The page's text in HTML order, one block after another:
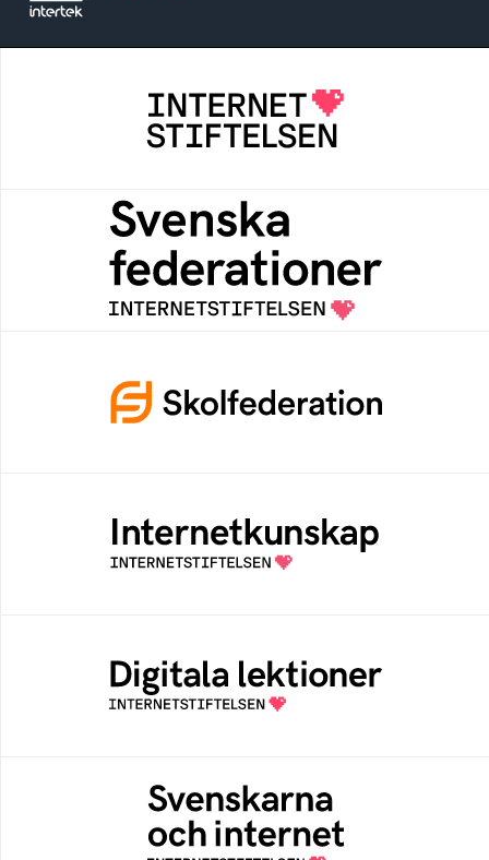
Internetstiftelsen verkar för ett internet som
bidrar positivt till människan och samhället
Svenska federationer
Grunden för medlemskap i en sektors- eller
kontextspecifik federation
Ett medlemskap i Skolfederation förbättrar
inloggning och låter elever och lärare
Samlad kunskap som hjälper dig att bli en
säker och medveten internetanvändare
Öppen digital lärresurs med färdiga lektioner
för alla stadier i grundskolan
Svenskarna och internet
En årlig studie av svenska folkets
internetvanor